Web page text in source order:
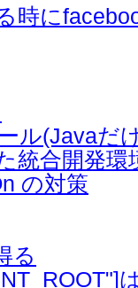
時に
ル(Javaだ
統合開発環
の対策
る